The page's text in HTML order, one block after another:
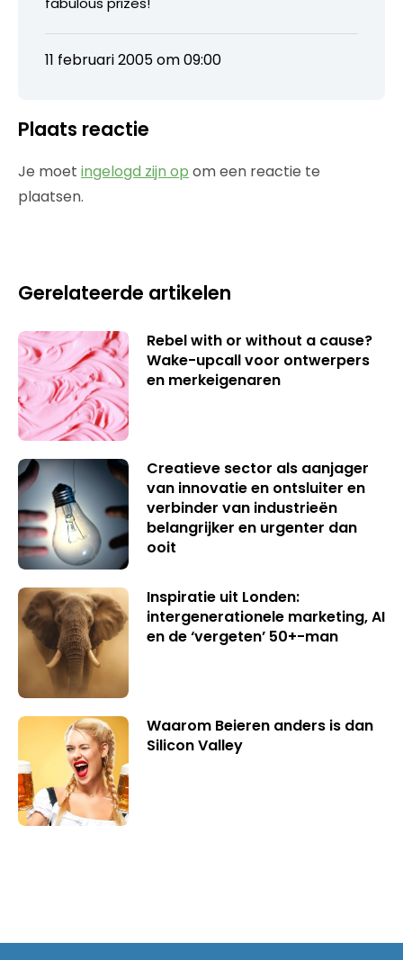
11 februari 2005 om 09:00
Plaats reactie
Je moet ingelogd zijn op om een reactie te
plaatsen.
Gerelateerde artikelen
Rebel with or without a cause?
Wake-upcall voor ontwerpers
en merkeigenaren
Creatieve sector als aanjager
van innovatie en ontsluiter en
verbinder van industrieën
belangrijker en urgenter dan
ooit
Inspiratie uit Londen:
intergenerationele marketing, AI
en de ‘vergeten’ 50+-man
Waarom Beieren anders is dan
Silicon Valley